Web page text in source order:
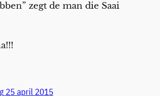
zegt de man die Saai
25 april 2015